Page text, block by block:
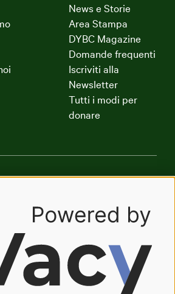
News e Storie
Area Stampa
DYBC Magazine
Domande frequenti
Iscriviti alla
Newsletter
Tutti i modi per
donare
The Good Company
Oasyhotel